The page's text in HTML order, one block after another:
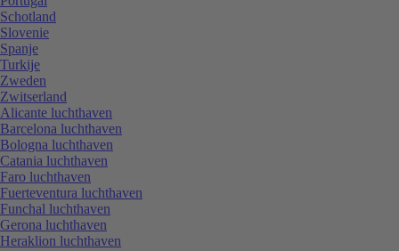
Schotland
Slovenie
Spanje
Turkije
Zweden
Zwitserland
Alicante luchthaven
Barcelona luchthaven
Bologna luchthaven
Catania luchthaven
Faro luchthaven
Fuerteventura luchthaven
Funchal luchthaven
Gerona luchthaven
Heraklion luchthaven